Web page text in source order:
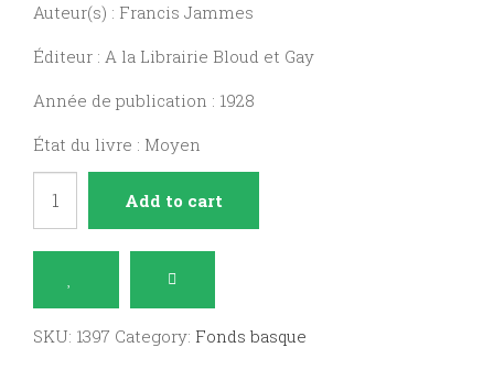
Auteur(s) : Francis Jammes
Éditeur : A la Librairie Bloud et Gay
Année de publication : 1928
État du livre : Moyen
douleur
quantity
Add to cart
SKU: 1397 Category: Fonds basque